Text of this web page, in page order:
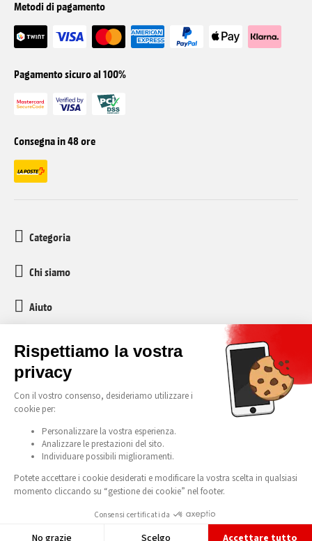
Attenzione all'esclusività
Metodi di pagamento
Pagamento sicuro al 100%
Consegna in 48 ore
Categoria
Chi siamo
Aiuto
media-markt-refurbished@recommerce.com
Lunedì-Venerdì 08:00-17:00
Tutti i nostri prezzi sono comprensivi di IVA e tassa di riciclaggio anticipata (TAR).